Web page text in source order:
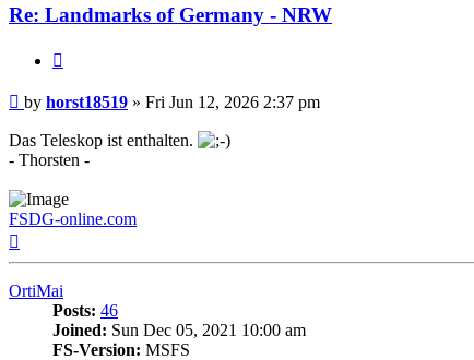
Re: Landmarks of Germany - NRW
Post
by horst18519 » Fri Jun 12, 2026 2:37 pm
Das Teleskop ist enthalten.
- Thorsten -
FSDG-online.com
OrtiMai
Posts: 46
Joined: Sun Dec 05, 2021 10:00 am
FS-Version: MSFS